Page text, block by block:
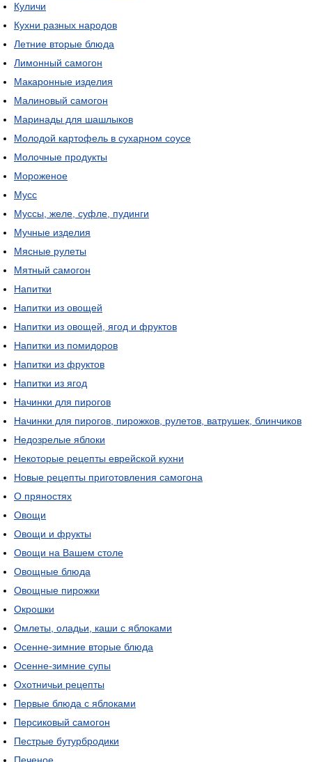
Куличи
Кухни разных народов
Летние вторые блюда
Лимонный самогон
Макаронные изделия
Малиновый самогон
Маринады для шашлыков
Молодой картофель в сухарном соусе
Молочные продукты
Мороженое
Мусс
Муссы, желе, суфле, пудинги
Мучные изделия
Мясные рулеты
Мятный самогон
Напитки
Напитки из овощей
Напитки из овощей, ягод и фруктов
Напитки из помидоров
Напитки из фруктов
Напитки из ягод
Начинки для пирогов
Начинки для пирогов, пирожков, рулетов, ватрушек, блинчиков
Недозрелые яблоки
Некоторые рецепты еврейской кухни
Новые рецепты приготовления самогона
О пряностях
Овощи
Овощи и фрукты
Овощи на Вашем столе
Овощные блюда
Овощные пирожки
Окрошки
Омлеты, оладьи, каши с яблоками
Осенне-зимние вторые блюда
Осенне-зимние супы
Охотничьи рецепты
Первые блюда с яблоками
Персиковый самогон
Пестрые бутурбродики